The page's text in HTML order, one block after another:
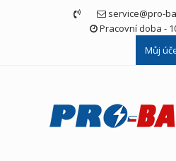
service@pro-
Pracovní doba -
Můj